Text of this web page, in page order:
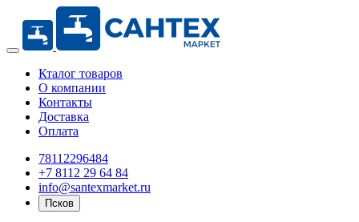
Кталог товаров
О компании
Контакты
Доставка
Оплата
78112296484
+7 8112 29 64 84
info@santexmarket.ru
Псков